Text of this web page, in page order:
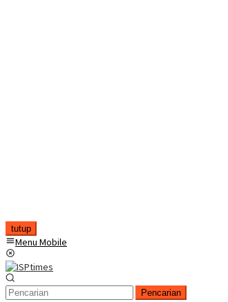
tutup
Menu Mobile
Pencarian